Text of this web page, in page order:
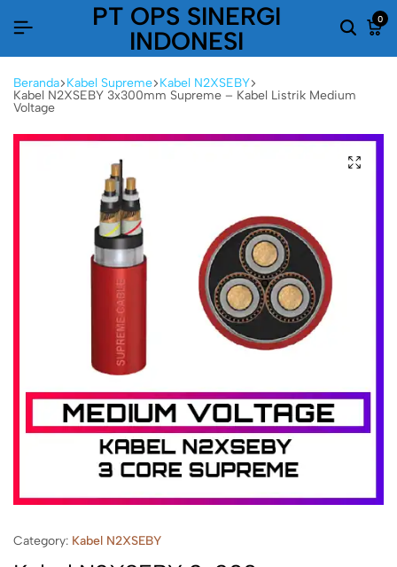
PT OPS SINERGI
INDONESI
0
Beranda Kabel Supreme Kabel N2XSEBY
Kabel N2XSEBY 3x300mm Supreme – Kabel Listrik Medium
Voltage
Category: Kabel N2XSEBY